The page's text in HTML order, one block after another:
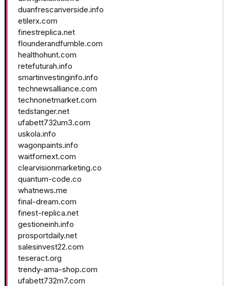
duanfrescariverside.info
etilerx.com
finestreplica.net
flounderandfumble.com
healthohunt.com
retefuturah.info
smartinvestinginfo.info
technewsalliance.com
technonetmarket.com
tedstanger.net
ufabett732um3.com
uskola.info
wagonpaints.info
waitfornext.com
clearvisionmarketing.co
quantum-code.co
whatnews.me
final-dream.com
finest-replica.net
gestioneinh.info
prosportdaily.net
salesinvest22.com
teseract.org
trendy-ama-shop.com
ufabett732m7.com